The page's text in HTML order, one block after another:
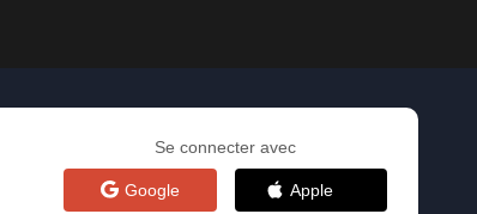
Se connecter avec
Google Apple